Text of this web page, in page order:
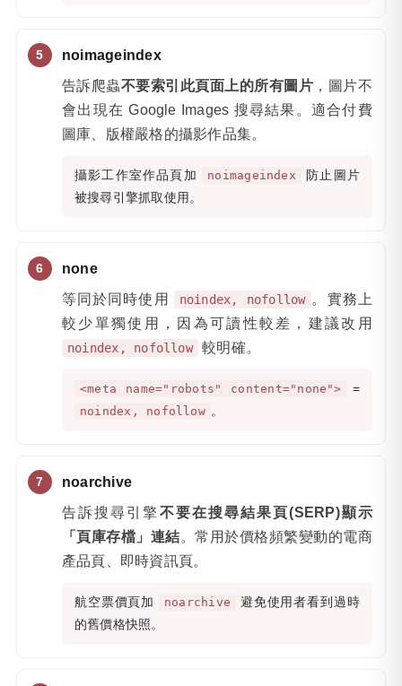
noimageindex
告訴爬蟲不要索引此頁面上的所有圖片 ，圖片不
會出現在 Google Images 搜尋結果。適合付費
圖庫、版權嚴格的攝影作品集。
攝影工作室作品頁加 noimageindex
防止圖片
被搜尋引擎抓取使用。
none
等同於同時使用 noindex, nofollow 。實務上
較少單獨使用，因為可讀性較差，建議改用
noindex, nofollow 較明確。
<meta name="robots" content="none"> =
noindex, nofollow 。
noarchive
告訴搜尋引擎 不要在搜尋結果頁(SERP)顯示
「頁庫存檔」連結。常用於價格頻繁變動的電商
產品頁、即時資訊頁。
航空票價頁加 noarchive
避免使用者看到過時
的舊價格快照。